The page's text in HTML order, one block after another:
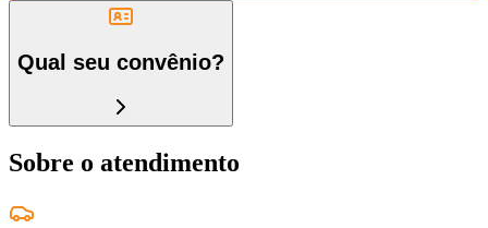
Qual seu convênio?
Sobre o atendimento